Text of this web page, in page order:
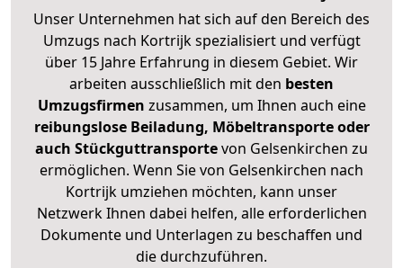
Unser Unternehmen hat sich auf den Bereich des
Umzugs nach Kortrijk spezialisiert und verfügt
über 15 Jahre Erfahrung in diesem Gebiet. Wir
arbeiten ausschließlich mit den besten
Umzugsfirmen zusammen, um Ihnen auch eine
reibungslose Beiladung, Möbeltransporte oder
auch Stückguttransportevon Gelsenkirchen zu
ermöglichen. Wenn Sie von Gelsenkirchen nach
Kortrijk umziehen möchten, kann unser
Netzwerk Ihnen dabei helfen, alle erforderlichen
Dokumente und Unterlagen zu beschaffen und
die durchzuführen.